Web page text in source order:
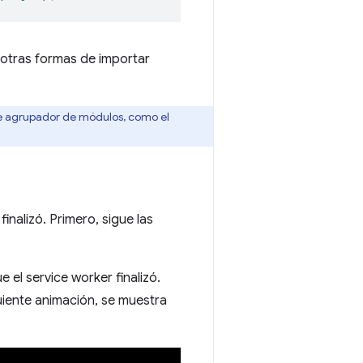
formas de importar
de módulos, como el
Primero, sigue las
el service worker finalizó.
animación, se muestra